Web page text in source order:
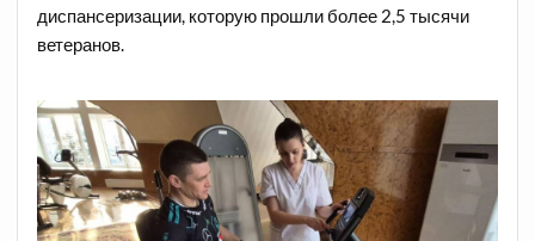
диспансеризации, которую прошли более 2,5 тысячи
ветеранов.